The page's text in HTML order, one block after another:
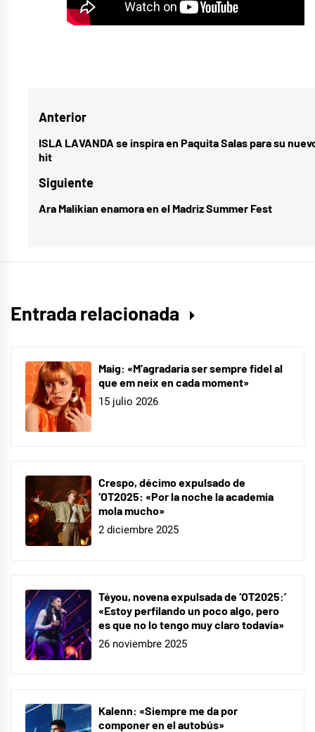
La
Confesión
Peláe
Navegación
de
Anterior
Entrada
anterior:
ISLA LAVANDA se inspira en Paquita Salas para su
hit
Siguiente
Entrada
Ara Malikian enamora en el Madriz Summer Fest
Entrada relacionada
Maig: «M’agradaria ser sempre fidel al
que em neix en cada moment»
15 julio 2026
Crespo, décimo expulsado de
‘OT2025: «Por la noche la academia
mola mucho»
2 diciembre 2025
Téyou, novena expulsada de ‘OT2025:’
«Estoy perfilando un poco algo, pero
es que no lo tengo muy claro todavía»
26 noviembre 2025
Kalenn: «Siempre me da por
componer en el autobús»